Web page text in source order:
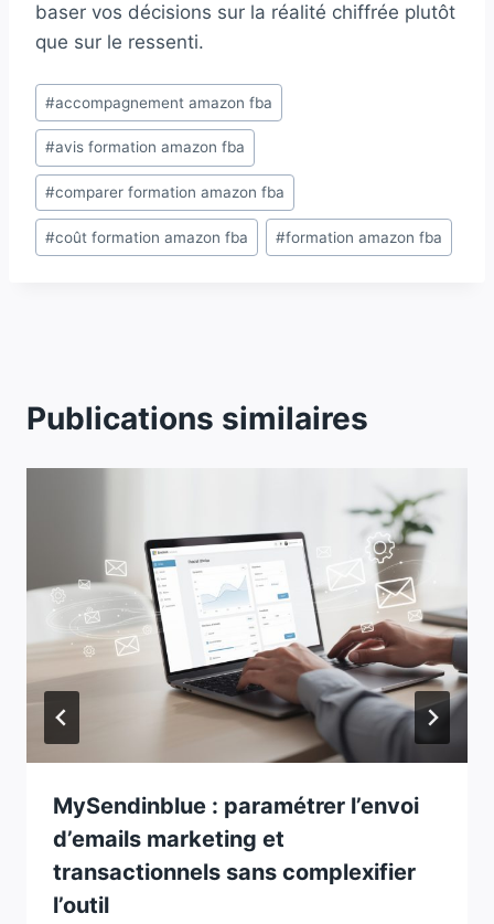
baser vos décisions sur la réalité chiffrée plutôt
que sur le ressenti.
Étiquettes
de
la
publication :
#accompagnement amazon fba
#avis formation amazon fba
#comparer formation amazon fba
#coût formation amazon fba #formation amazon fba
Publications similaires
MySendinblue : paramétrer l’envoi
d’emails marketing et
transactionnels sans complexifier
l’outil